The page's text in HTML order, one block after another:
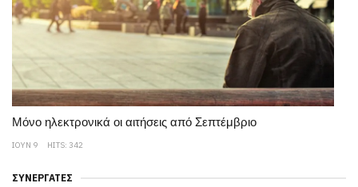
Μόνο ηλεκτρονικά οι αιτήσεις από Σεπτέμβριο
ΙΟΥΝ 9 HITS: 342
ΣΥΝΕΡΓΆΤΕΣ